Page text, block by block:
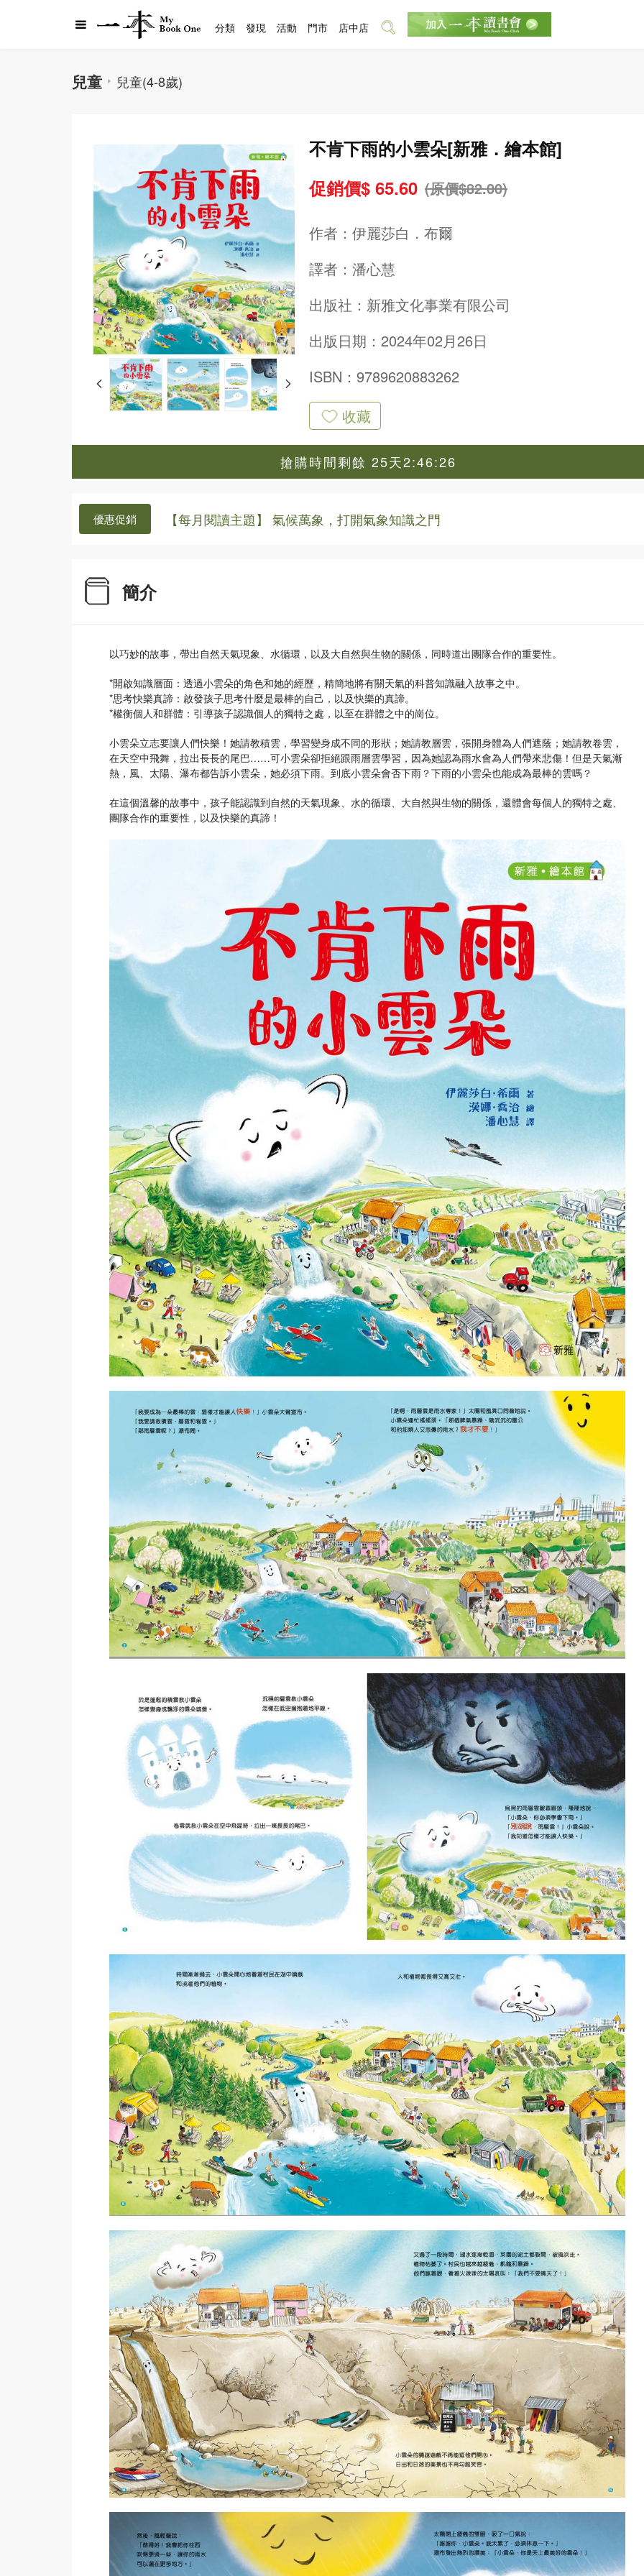
兒童 兒童(4-8歲)
不肯下雨的小雲朵[新雅．繪本館]
促銷價$ 65.60 (原價$82.00)
作者： 伊麗莎白．布爾
譯者： 潘心慧
出版社： 新雅文化事業有限公司
出版日期：2024年02月26日
ISBN：9789620883262
收藏
搶購時間剩餘 25天2:46:24
優惠促銷 【每月閱讀主題】 氣候萬象，打開氣象知識之門
簡介
以巧妙的故事，帶出自然天氣現象、水循環，以及大自然與生物的關係，同時道出團隊合作的重要性。
*開啟知識層面：透過小雲朵的角色和她的經歷，精簡地將有關天氣的科普知識融入故事之中。
*思考快樂真諦：啟發孩子思考什麼是最棒的自己，以及快樂的真諦。
*權衡個人和群體：引導孩子認識個人的獨特之處，以至在群體之中的崗位。
小雲朵立志要讓人們快樂！她請教積雲，學習變身成不同的形狀；她請教層雲，張開身體為人們遮蔭；她請教卷雲，
在天空中飛舞，拉出長長的尾巴……可小雲朵卻拒絕跟雨層雲學習，因為她認為雨水會為人們帶來悲傷！但是天氣漸
熱，風、太陽、瀑布都告訴小雲朵，她必須下雨。到底小雲朵會否下雨？下雨的小雲朵也能成為最棒的雲嗎？
在這個溫馨的故事中，孩子能認識到自然的天氣現象、水的循環、大自然與生物的關係，還體會每個人的獨特之處、
團隊合作的重要性，以及快樂的真諦！
分類 發現 活動 門市 店中店